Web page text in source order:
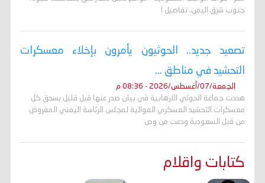
جنوب شرق اليمن. تفاصيل ا
تصعيد جديد.. الحوثيون يأمرون بإخلاء معسكرات
التحشيد في مناطق ...
الجمعة/07/أغسطس/2026 - 08:36 م
هددت جماعة الحوثي الارهابية في بيان صدر عنها قبل قليل بسحق كل
معسكرات التحشيد العسكري الموالية لمجلس الرئاسة اليمني المفروض
من قبل السعودية ودعت من وص
كتابات واقلام